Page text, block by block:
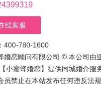
线客服
400-780-1600
婚恋顾问有限公司 © 本公司由
小蜜蜂婚恋】提供同城婚介服
员禁止在本站发布任何违反法规